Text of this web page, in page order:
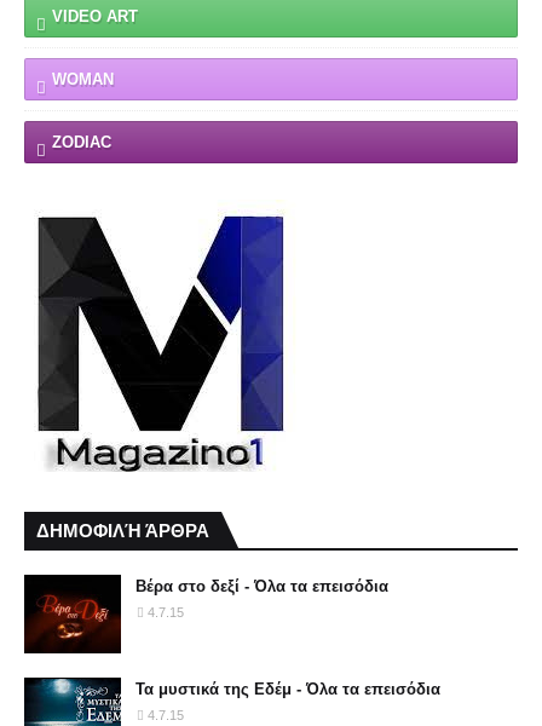
VIDEO ART
WOMAN
ZODIAC
ΔΗΜΟΦΙΛΉ ΆΡΘΡΑ
Βέρα στο δεξί - Όλα τα επεισόδια
4.7.15
Τα μυστικά της Εδέμ - Όλα τα επεισόδια
4.7.15